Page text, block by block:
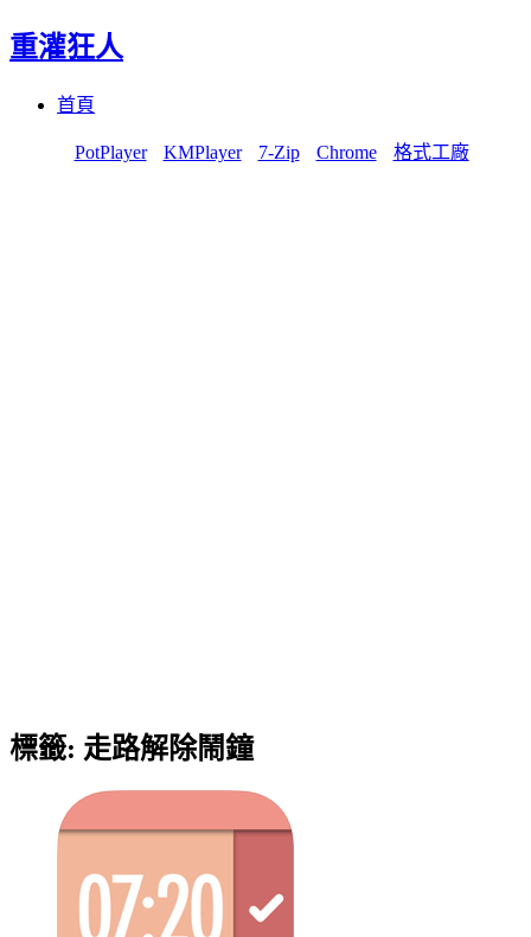
重灌狂人
首頁
PotPlayer KMPlayer 7-Zip Chrome 格式工廠
標籤: 走路解除鬧鐘